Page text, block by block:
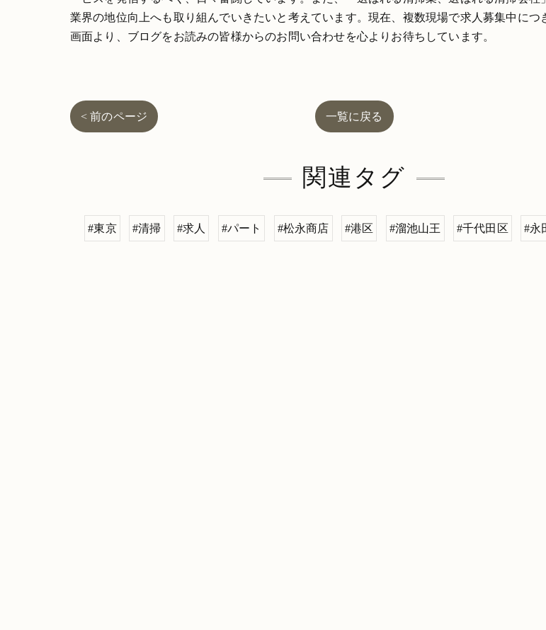
業界の地位向上へも取り組んでいきたいと考えています。現在、複数現場で求人募集中につ
画面より、ブログをお読みの皆様からのお問い合わせを心よりお待ちしています。
< 前のページ 一覧に戻る
関連タグ
#東京 #清掃 #求人 #パート #松永商店 #港区 #溜池山王 #千代田区 #永